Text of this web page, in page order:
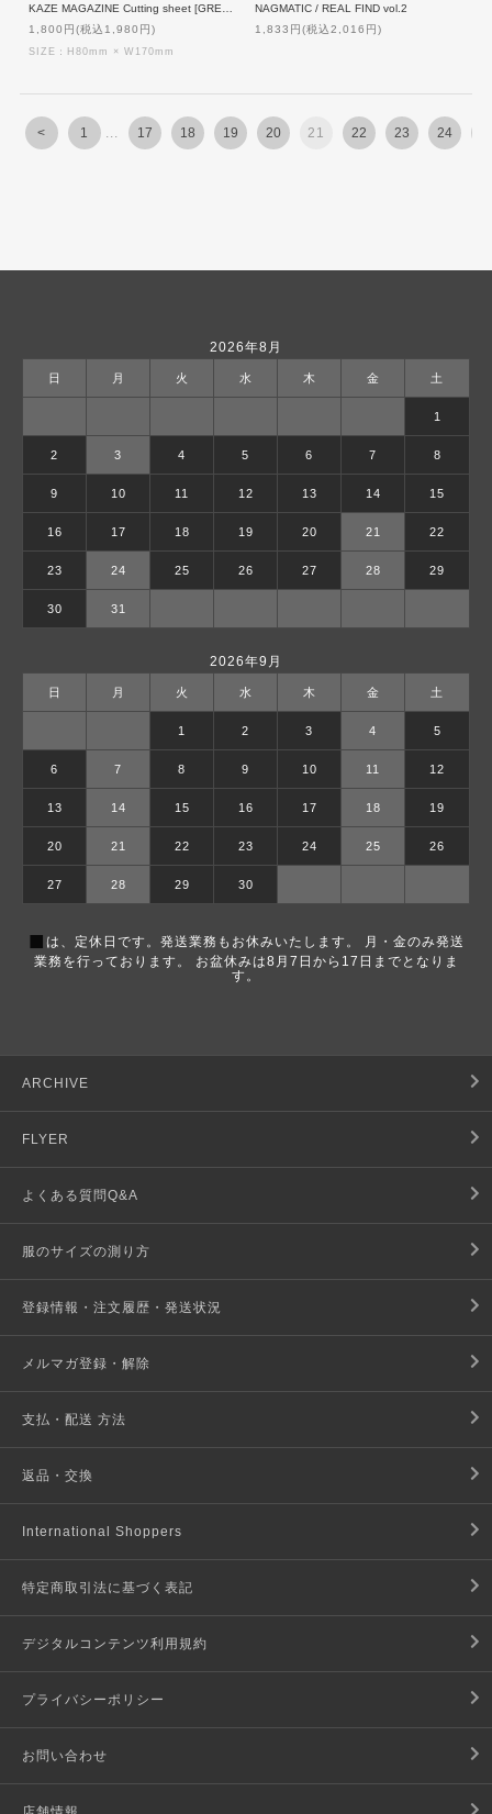
1,800円(税込1,980円)
SIZE：H80mm × W170mm
NAGMATIC / REAL FIND vol.2
1,833円(税込2,016円)
< 1 ... 17 18 19 20 21 22 23 24
2026年8月
日 月 火 水 木 金 土
1
2 3 4 5 6 7 8
9 10 11 12 13 14 15
16 17 18 19 20 21 22
23 24 25 26 27 28 29
30 31
2026年9月
日 月 火 水 木 金 土
1 2 3 4 5
6 7 8 9 10 11 12
13 14 15 16 17 18 19
20 21 22 23 24 25 26
27 28 29 30
■ は、定休日です。発送業務もお休みいたします。 月・金のみ発送
業務を行っております。 お盆休みは8月7日から17日までとなりま
す。
ARCHIVE
FLYER
よくある質問Q&A
服のサイズの測り方
登録情報・注文履歴・発送状況
メルマガ登録・解除
支払・配送 方法
返品・交換
International Shoppers
特定商取引法に基づく表記
デジタルコンテンツ利用規約
プライバシーポリシー
お問い合わせ